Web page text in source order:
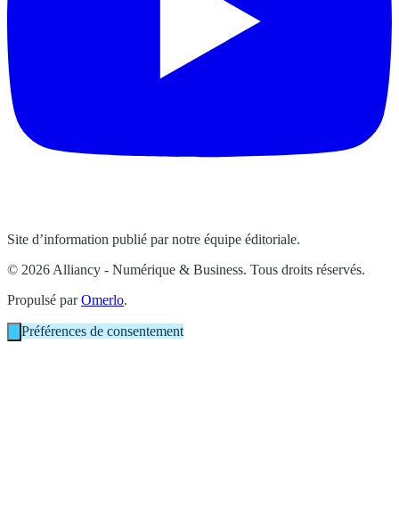
Site d’information publié par notre équipe éditoriale.
© 2026 Alliancy - Numérique & Business. Tous droits réservés.
Propulsé parOmerlo.
Préférences de consentement